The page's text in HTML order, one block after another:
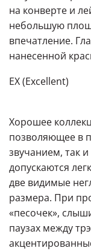
на конверте и
небольшую
впечатление.
нанесенной
EX (Excellent)
Хорошее
позволяющее в
звучанием, так
допускаются
две видимые
размера. При
«песочек»,
паузах между